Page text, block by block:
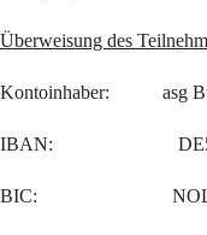
Überweisung des
Kontoinhaber: asg
IBAN:
BIC: